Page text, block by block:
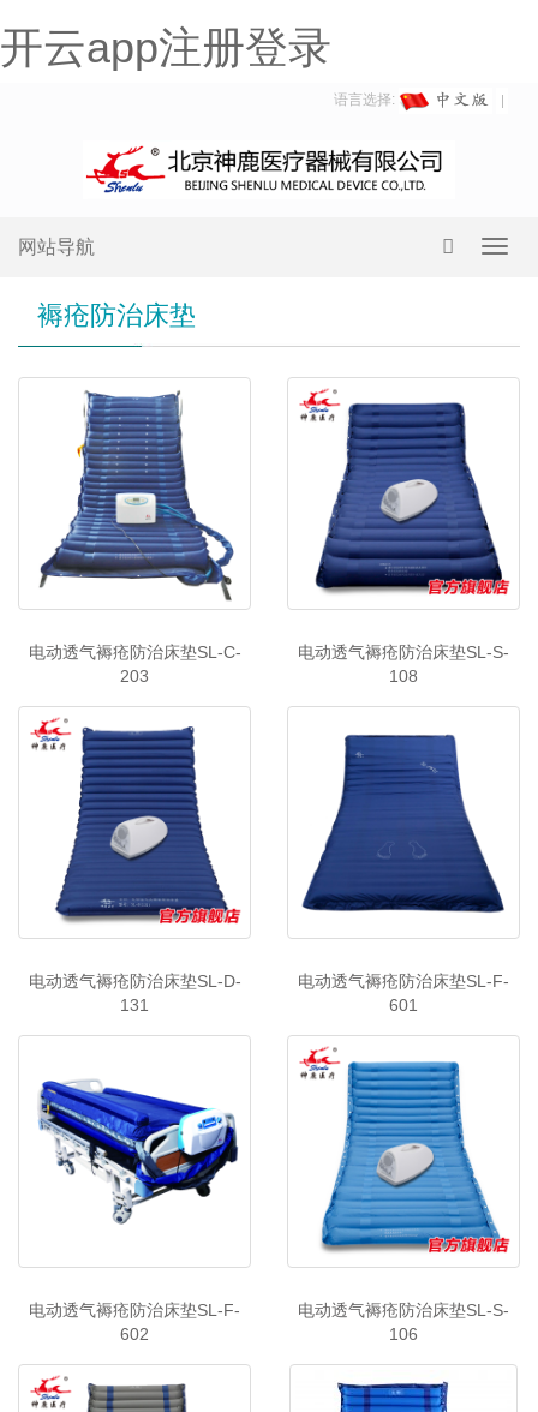
开云app注册登录
语言选择:
网站导航
褥疮防治床垫
电动透气褥疮防治床垫SL-C-
203
电动透气褥疮防治床垫SL-S-
108
电动透气褥疮防治床垫SL-D-
131
电动透气褥疮防治床垫SL-F-
601
电动透气褥疮防治床垫SL-F-
602
电动透气褥疮防治床垫SL-S-
106